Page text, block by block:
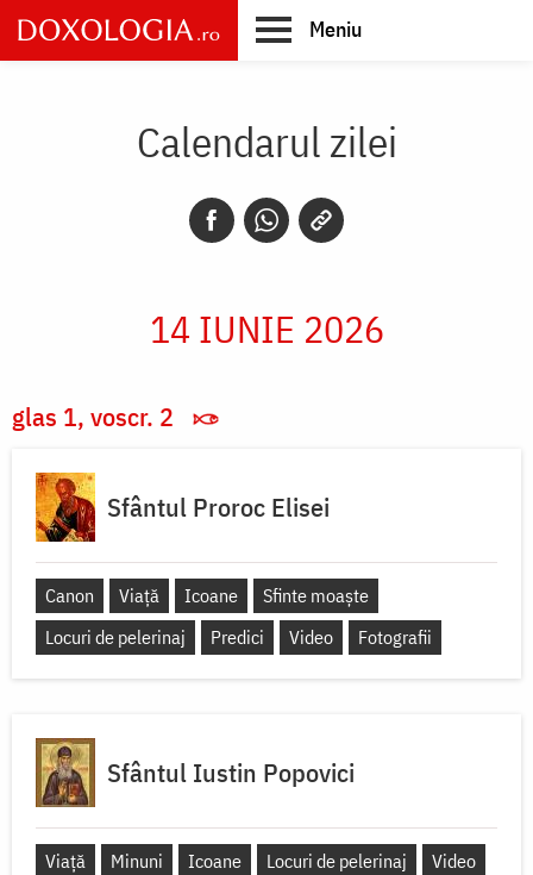
Skip
to
main
Meniu
Calendarul zilei
14 IUNIE 2026
glas 1, voscr. 2
Sfântul Proroc Elisei
Canon Viață Icoane
Sfinte moaște
Locuri de pelerinaj
Predici Video Fotografii
Sfântul Iustin Popovici
Viață Minuni Icoane Locuri de pelerinaj
Video